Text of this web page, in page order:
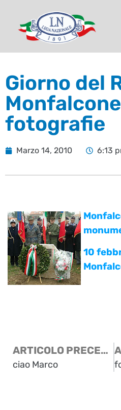
Giorno del
fotografie
Marzo 14, 2010 6:13
10
ARTICOLO PRECEDENTE
ciao Marco